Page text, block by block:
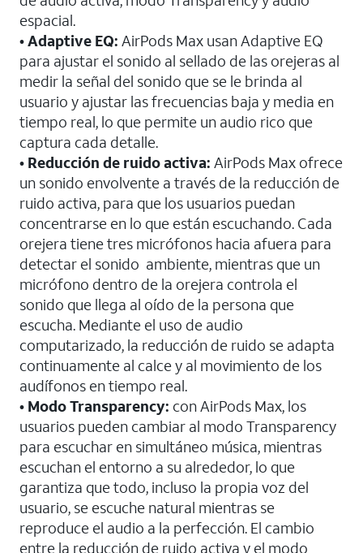
espacial.
• Adaptive EQ: AirPods Max usan Adaptive EQ
para ajustar el sonido al sellado de las orejeras al
medir la señal del sonido que se le brinda al
usuario y ajustar las frecuencias baja y media en
tiempo real, lo que permite un audio rico que
captura cada detalle.
• Reducción de ruido activa: AirPods Max ofrece
un sonido envolvente a través de la reducción de
ruido activa, para que los usuarios puedan
concentrarse en lo que están escuchando. Cada
orejera tiene tres micrófonos hacia afuera para
detectar el sonido ambiente, mientras que un
micrófono dentro de la orejera controla el
sonido que llega al oído de la persona que
escucha. Mediante el uso de audio
computarizado, la reducción de ruido se adapta
continuamente al calce y al movimiento de los
audífonos en tiempo real.
• Modo Transparency: con AirPods Max, los
usuarios pueden cambiar al modo Transparency
para escuchar en simultáneo música, mientras
escuchan el entorno a su alrededor, lo que
garantiza que todo, incluso la propia voz del
usuario, se escuche natural mientras se
reproduce el audio a la perfección. El cambio
entre la reducción de ruido activa y el modo